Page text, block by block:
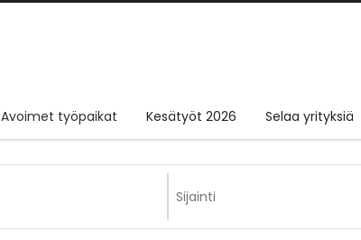
Avoimet työpaikat Kesätyöt 2026 Selaa yrityksiä